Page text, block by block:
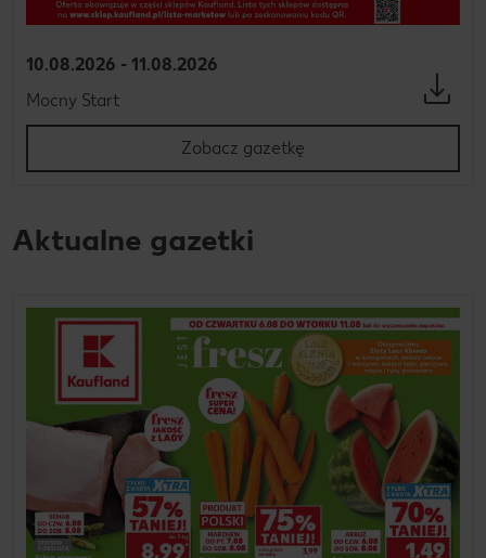
10.08.2026 - 11.08.2026
Mocny Start
Zobacz gazetkę
Aktualne gazetki